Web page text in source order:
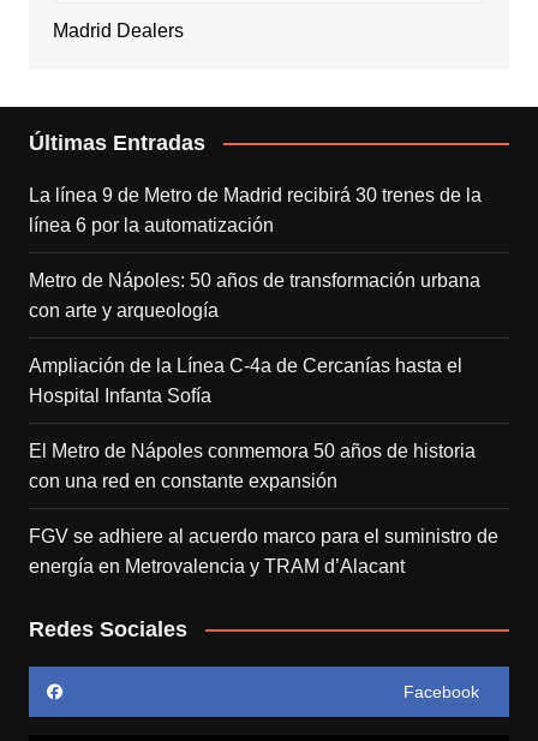
Madrid Dealers
Últimas Entradas
La línea 9 de Metro de Madrid recibirá 30 trenes de la
línea 6 por la automatización
Metro de Nápoles: 50 años de transformación urbana
con arte y arqueología
Ampliación de la Línea C-4a de Cercanías hasta el
Hospital Infanta Sofía
El Metro de Nápoles conmemora 50 años de historia
con una red en constante expansión
FGV se adhiere al acuerdo marco para el suministro de
energía en Metrovalencia y TRAM d’Alacant
Redes Sociales
Facebook